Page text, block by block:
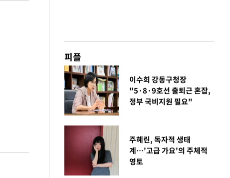
피플
이수희 강동구청장
"5·8·9호선 출퇴근 혼잡,
정부 국비지원 필요"
주혜린, 독자적 생태
계…'고급 가요'의 주체적
영토